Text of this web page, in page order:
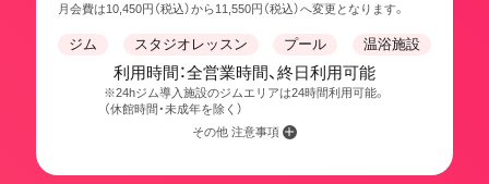
月会費は10,450円（税込）から11,550円（税込）へ変更となります。
ジム スタジオレッスン プール 温浴施設
利用時間：全営業時間、終日利用可能
※24hジム導入施設のジムエリアは24時間利用可能。
（休館時間・未成年を除く）
その他 注意事項